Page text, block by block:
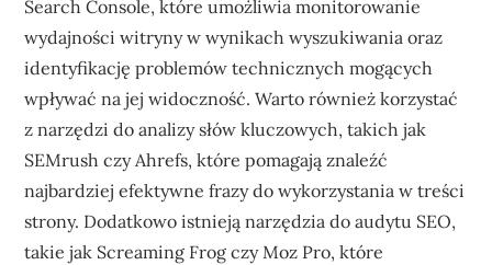
Search Console, które umożliwia monitorowanie
wydajności witryny w wynikach wyszukiwania oraz
identyfikację problemów technicznych mogących
wpływać na jej widoczność. Warto również korzystać
z narzędzi do analizy słów kluczowych, takich jak
SEMrush czy Ahrefs, które pomagają znaleźć
najbardziej efektywne frazy do wykorzystania w treści
strony. Dodatkowo istnieją narzędzia do audytu SEO,
takie jak Screaming Frog czy Moz Pro, które